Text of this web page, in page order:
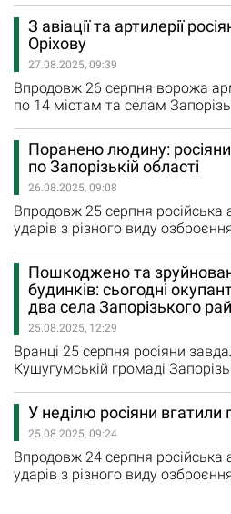
Успенівці поранення отримали
а через ворожу атаку
постраждала одна людина.
один ракетний удар по
обстріляли з реактивних
З авіації та артилерії
Оріхову
27.08.2025, 09:39
Впродовж 26 серпня ворожа
по 14 містам та селам
гостра реакція на стрес,
Нацполіції Запорізької
обстріляли з РСЗВ Плавні,
Токмачку. Ще шість авіаційних
ворогом по Оріхову,…
Поранено людину:
по Запорізькій області
26.08.2025, 09:08
Впродовж 25 серпня російська
ударів з різного виду
регіону. Внаслідок ворожого
поранено поліцейського
з РСЗВ накрили окупанти
Полтавку, Білогірʼя. Ще 11
загарбниками по Кушугуму,…
Пошкоджено та
будинків: сьогодні
два села Запорізького
25.08.2025, 12:29
Вранці 25 серпня росіяни
Кушугумській громаді
«Внаслідок обстрілу пошкоджені
електропередач та
постраждалих уточнюється», -
голова Запорізької ОВА. Як
громаді,…
У неділю росіяни вгатили
25.08.2025, 09:24
Впродовж 24 серпня російська
ударів з різного виду